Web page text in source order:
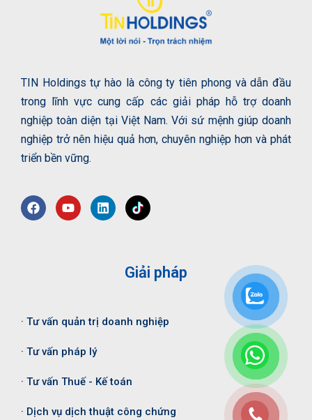
TIN Holdings tự hào là công ty tiên phong và dẫn đầu
trong lĩnh vực cung cấp các giải pháp hỗ trợ doanh
nghiệp toàn diện tại Việt Nam. Với sứ mệnh giúp doanh
nghiệp trở nên hiệu quả hơn, chuyên nghiệp hơn và phát
triển bền vững.
Giải pháp
· Tư vấn quản trị doanh nghiệp
· Tư vấn pháp lý
· Tư vấn Thuế - Kế toán
· Dịch vụ dịch thuật công chứng